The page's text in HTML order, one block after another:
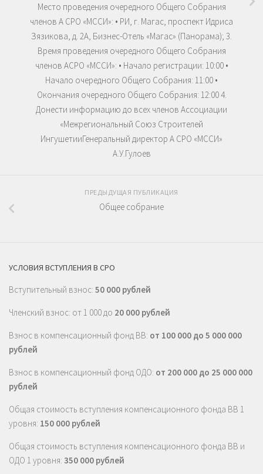
Место проведения очередного Общего Собрания
членов А СРО «МССИ»: • РИ, г. Магас, проспект Идриса
Зязикова, д. 2А, Бизнес-Отель «Магас» (Панорама); 3.
Время проведения очередного Общего Собрания
членов АСРО «МССИ»: • Начало регистрации: 10:00 •
Начало очередного Общего Собрания: 11:00 •
Окончания очередного Общего Собрания: 12:00 4.
Донести информацию до всех членов Ассоциации
«Межрегиональный Союз Строителей
ИнгушетииГенеральный директор А СРО «МССИ»
А.У.Гулоев
ПРЕДЫДУЩАЯ ПУБЛИКАЦИЯ
Общее собрание
УСЛОВИЯ ВСТУПЛЕНИЯ В СРО
Вступительный взнос: 50 000 рублей
Членский взнос: от 1 000 до 20 000 рублей
Взнос в компенсационный фонд ВВ: от 100 000 до 5 000 000
рублей
Взнос в компенсационный фонд ОДО: от 200 000 до 25 000 000
рублей
Общая стоимость вступления компенсационного фонда ВВ 1
уровня: 150 000 рублей
Общая стоимость вступления компенсационного фонда ВВ и
ОДО 1 уровня: 350 000 рублей